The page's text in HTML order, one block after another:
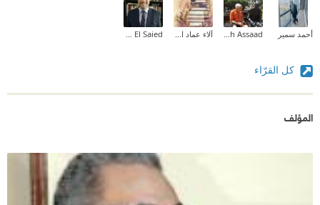
أحمد سمير
كل القرّاء
المؤلف